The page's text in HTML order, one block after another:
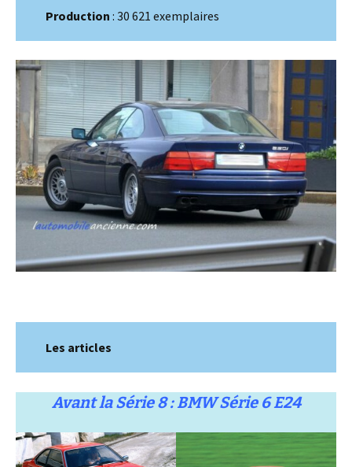
Production : 30 621 exemplaires
Les articles
Avant la Série 8 : BMW Série 6 E24